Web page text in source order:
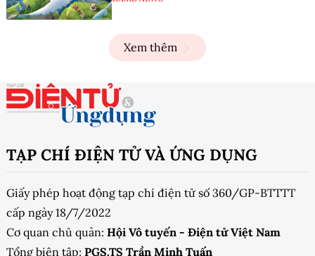
Xem thêm
TẠP CHÍ ĐIỆN TỬ VÀ ỨNG DỤNG
Giấy phép hoạt động tạp chí điện tử số 360/GP-BTTTT
cấp ngày 18/7/2022
Cơ quan chủ quản: Hội Vô tuyến - Điện tử Việt Nam
Tổng biên tập: PGS.TS Trần Minh Tuấn